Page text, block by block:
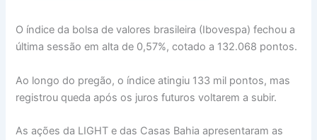
O índice da bolsa de valores brasileira (Ibovespa) fechou a
última sessão em alta de 0,57%, cotado a 132.068 pontos.
Ao longo do pregão, o índice atingiu 133 mil pontos, mas
registrou queda após os juros futuros voltarem a subir.
As ações da LIGHT e das Casas Bahia apresentaram as